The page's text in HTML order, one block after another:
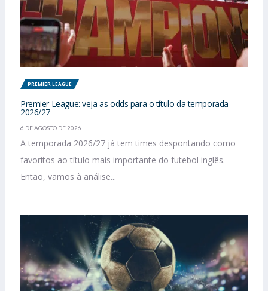
PREMIER LEAGUE
Premier League: veja as odds para o título da temporada
2026/27
6 DE AGOSTO DE 2026
A temporada 2026/27 já tem times despontando como
favoritos ao título mais importante do futebol inglês.
Então, vamos à análise...